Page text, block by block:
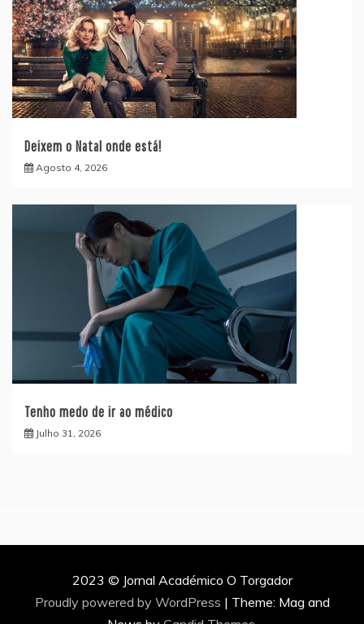
Deixem o Natal onde está!
Agosto 4, 2026
Tenho medo de ir ao médico
Julho 31, 2026
2023 © Jornal Académico O Torgador
Proudly powered by WordPress | Theme: Mag and